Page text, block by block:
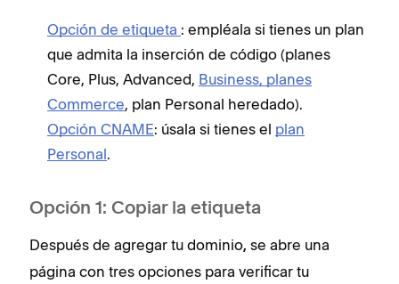
Opción de etiqueta : empléala si tienes un plan
que admita la inserción de código (planes
Core, Plus, Advanced, Business, planes
Commerce, plan Personal heredado).
Opción CNAME: úsala si tienes el plan
Personal.
Opción 1: Copiar la etiqueta
Después de agregar tu dominio, se abre una
página con tres opciones para verificar tu